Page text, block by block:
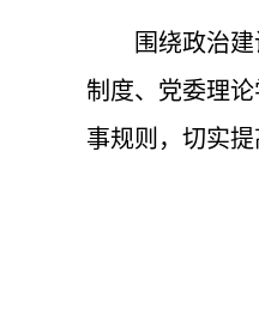
围绕政治
制度、党委理
事规则，切实